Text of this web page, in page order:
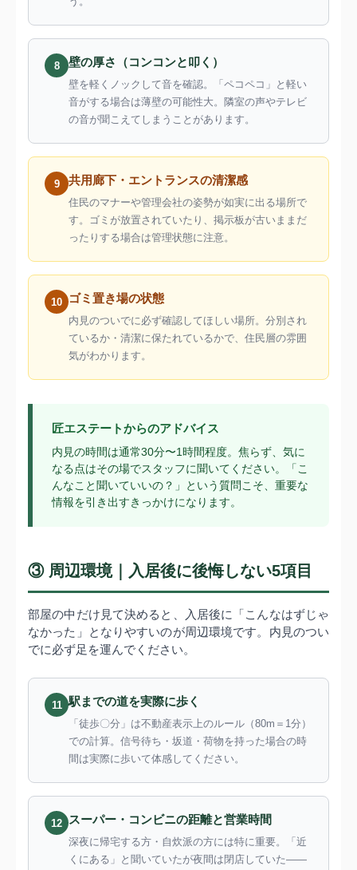
8 壁の厚さ（コンコンと叩く）
壁を軽くノックして音を確認。「ペコペコ」と軽い
音がする場合は薄壁の可能性大。隣室の声やテレビ
の音が聞こえてしまうことがあります。
9 共用廊下・エントランスの清潔感
住民のマナーや管理会社の姿勢が如実に出る場所で
す。ゴミが放置されていたり、掲示板が古いままだ
ったりする場合は管理状態に注意。
10 ゴミ置き場の状態
内見のついでに必ず確認してほしい場所。分別され
ているか・清潔に保たれているかで、住民層の雰囲
気がわかります。
匠エステートからのアドバイス
内見の時間は通常30分〜1時間程度。焦らず、気に
なる点はその場でスタッフに聞いてください。「こ
んなこと聞いていいの？」という質問こそ、重要な
情報を引き出すきっかけになります。
③ 周辺環境｜入居後に後悔しない5項目
部屋の中だけ見て決めると、入居後に「こんなはずじゃ
なかった」となりやすいのが周辺環境です。内見のつい
でに必ず足を運んでください。
11 駅までの道を実際に歩く
「徒歩〇分」は不動産表示上のルール（80m＝1分）
での計算。信号待ち・坂道・荷物を持った場合の時
間は実際に歩いて体感してください。
12 スーパー・コンビニの距離と営業時間
深夜に帰宅する方・自炊派の方には特に重要。「近
くにある」と聞いていたが夜間は閉店していた——